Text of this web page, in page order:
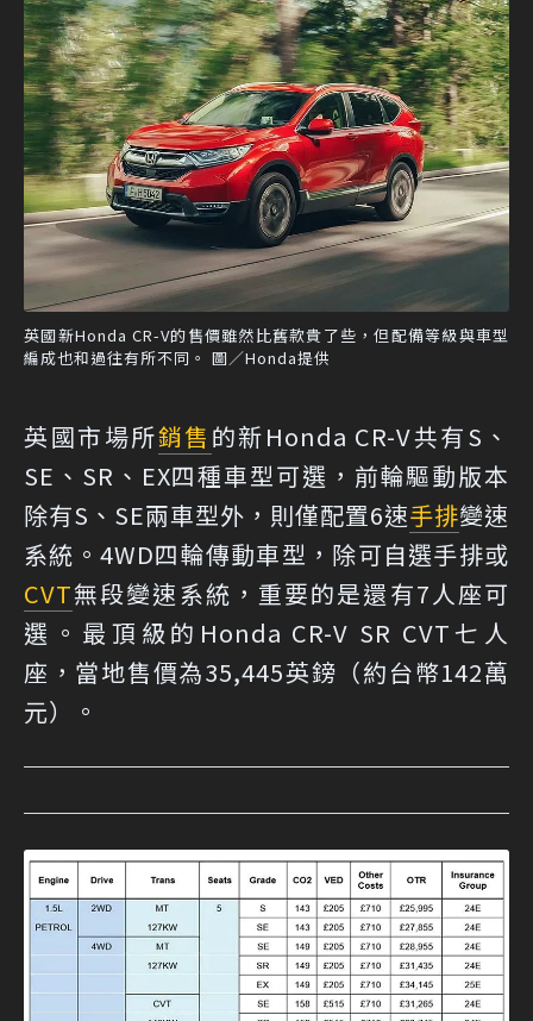
英國新Honda CR-V的售價雖然比舊款貴了些，但配備等級與車型
編成也和過往有所不同。 圖／Honda提供
英國市場所銷售 的新Honda CR-V共有S、
SE、SR、EX四種車型可選，前輪驅動版本
除有S、SE兩車型外，則僅配置6速手排變速
系統。4WD四輪傳動車型，除可自選手排或
CVT無段變速系統，重要的是還有7人座可
選。最頂級的Honda CR-V SR CVT七人
座，當地售價為35,445英鎊（約台幣142萬
元）。